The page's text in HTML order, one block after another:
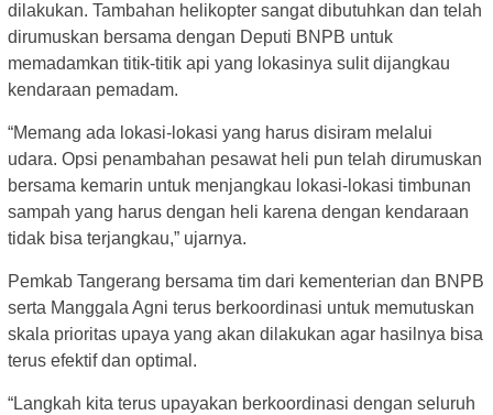
dilakukan. Tambahan helikopter sangat dibutuhkan dan telah
dirumuskan bersama dengan Deputi BNPB untuk
memadamkan titik-titik api yang lokasinya sulit dijangkau
kendaraan pemadam.
“Memang ada lokasi-lokasi yang harus disiram melalui
udara. Opsi penambahan pesawat heli pun telah dirumuskan
bersama kemarin untuk menjangkau lokasi-lokasi timbunan
sampah yang harus dengan heli karena dengan kendaraan
tidak bisa terjangkau,” ujarnya.
Pemkab Tangerang bersama tim dari kementerian dan BNPB
serta Manggala Agni terus berkoordinasi untuk memutuskan
skala prioritas upaya yang akan dilakukan agar hasilnya bisa
terus efektif dan optimal.
“Langkah kita terus upayakan berkoordinasi dengan seluruh